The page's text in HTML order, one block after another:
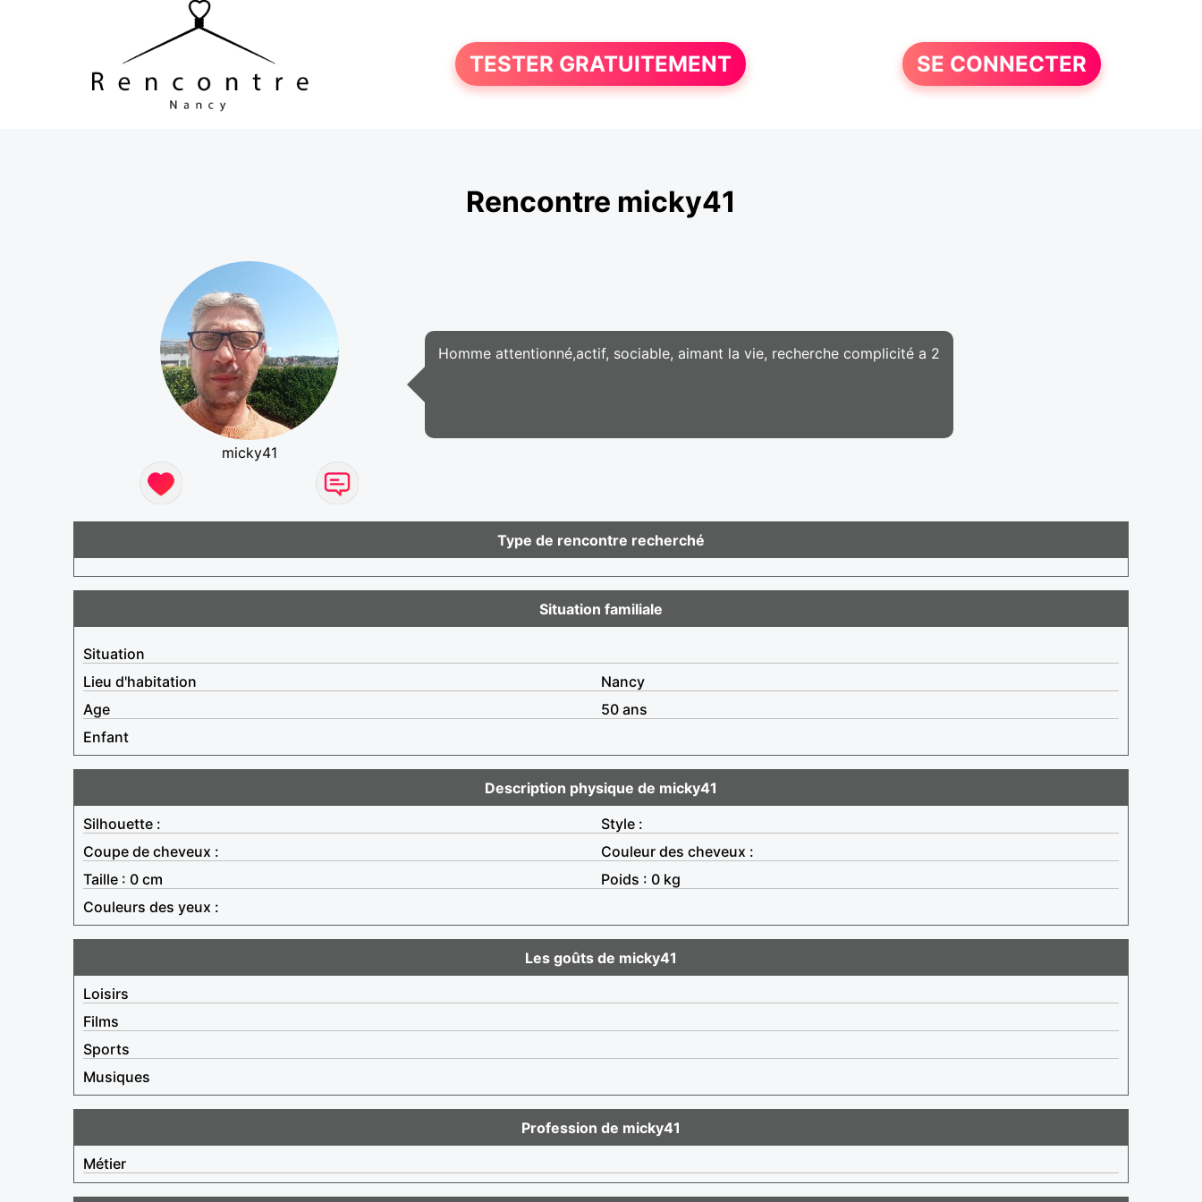
TESTER GRATUITEMENT SE CONNECTER
Rencontre micky41
micky41
Homme attentionné,actif, sociable, aimant la vie, recherche complicité a 2
Type de rencontre recherché
Situation familiale
Situation
Lieu d'habitation
Nancy
Age
50 ans
Enfant
Description physique de micky41
Silhouette :
Style :
Coupe de cheveux :
Couleur des cheveux :
Taille : 0 cm
Poids : 0 kg
Couleurs des yeux :
Les goûts de micky41
Loisirs
Films
Sports
Musiques
Profession de micky41
Métier